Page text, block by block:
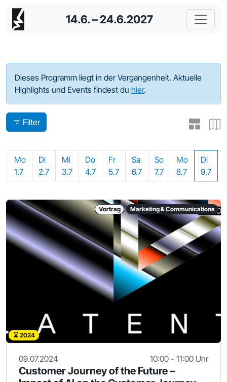
14.6. – 24.6.2027
Programm - 2024
Dieses Programm liegt in der Vergangenheit. Aktuelle
Highlights und Events findest du hier.
Filter
Mo
1.7
Di
2.7
Mi
3.7
Do
4.7
Fr
5.7
Sa
6.7
So
7.7
Mo
8.7
Di
9.7
Vortrag Marketing & Communications
2024
09.07.2024 10:00 - 11:00 Uhr
Customer Journey of the Future –